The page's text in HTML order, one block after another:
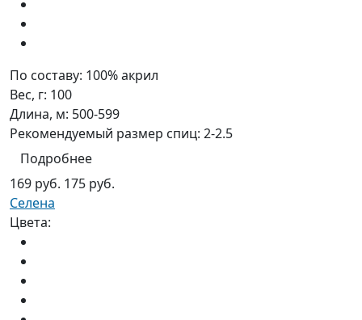
По составу: 100% акрил
Вес, г: 100
Длина, м: 500-599
Рекомендуемый размер спиц: 2-2.5
Подробнее
169 руб. 175 руб.
Селена
Цвета: